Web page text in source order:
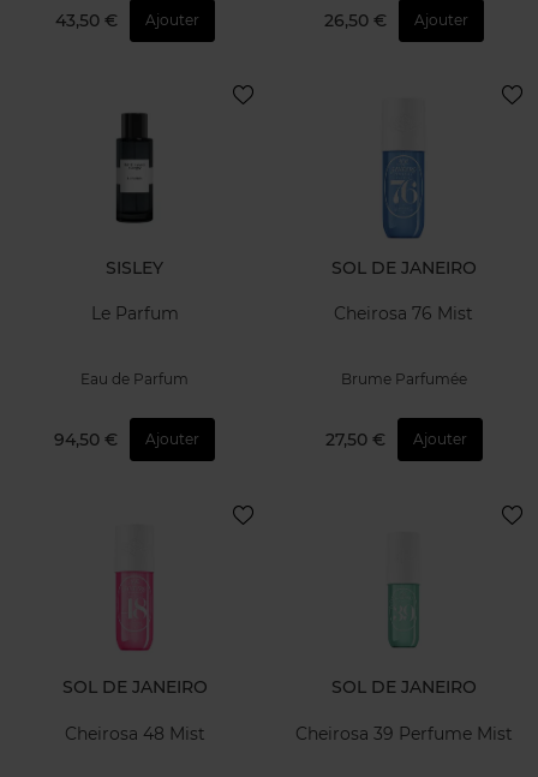
43,50 € Ajouter 26,50 € Ajouter
SISLEY
Le Parfum
Eau de Parfum
94,50 € Ajouter
SOL DE JANEIRO
Cheirosa 76 Mist
Brume Parfumée
27,50 € Ajouter
SOL DE JANEIRO
Cheirosa 48 Mist
SOL DE JANEIRO
Cheirosa 39 Perfume Mist